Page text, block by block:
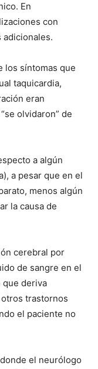
En
con
adicionales.
los síntomas que
taquicardia,
eran
olvidaron” de
a algún
a pesar que en el
menos algún
la causa de
cerebral por
de sangre en el
que deriva
trastornos
el paciente no
el neurólogo